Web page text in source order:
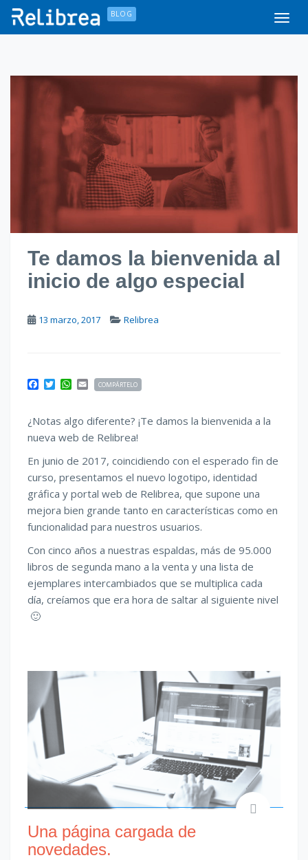
i
BLOG
Te damos la bienvenida al
inicio de algo especial
13 marzo, 2017 Relibrea
e
b
o
k
T
t
t
e
W
t
s
A
p
m
i
l
COMPÁRTELO
¿Notas algo diferente? ¡Te damos la bienvenida a la
nueva web de Relibrea!
En junio de 2017, coincidiendo con el esperado fin de
curso, presentamos el nuevo logotipo, identidad
gráfica y portal web de Relibrea, que supone una
mejora bien grande tanto en características como en
funcionalidad para nuestros usuarios.
Con cinco años a nuestras espaldas, más de 95.000
libros de segunda mano a la venta y una lista de
ejemplares intercambiados que se multiplica cada
día, creíamos que era hora de saltar al siguiente nivel
🙂
Una página cargada de
novedades.